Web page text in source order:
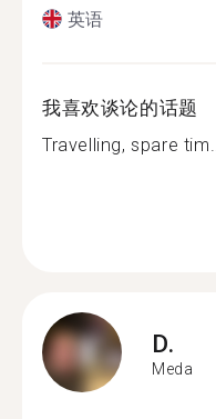
英语
我喜欢谈论的话题
Travelling, spare tim...
D.
Meda